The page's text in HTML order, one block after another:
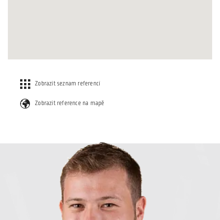
Zobrazit seznam referencí
Zobrazit reference na mapě